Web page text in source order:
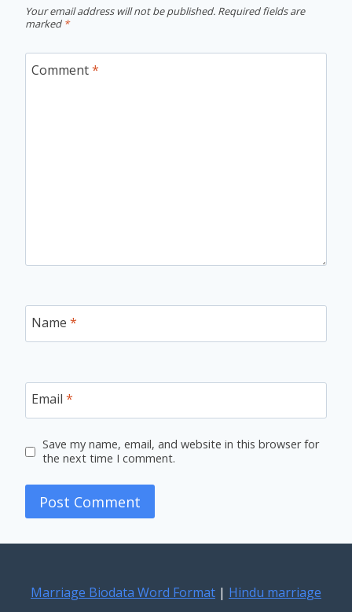
Your email address will not be published. Required fields are
marked *
Comment*
Name *
Email *
Save my name, email, and website in this browser for
the next time I comment.
Marriage Biodata Word Format | Hindu marriage